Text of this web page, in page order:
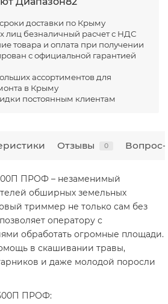
доставки по Крыму
лиц безналичный расчет с НДС
товара и оплата при получении
с официальной гарантией
ассортиментов для
в Крыму
постоянным клиентам
Отзывы 0 Вопрос-
ПРОФ – незаменимый
обширных земельных
триммер не только сам без
оператору с
обработать огромные площади.
в скашивании травы,
и даже молодой поросли
ПРОФ: